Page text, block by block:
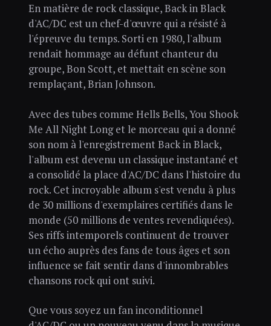
En matière de rock classique, Back in Black
d'AC/DC est un chef-d'œuvre qui a résisté à
l'épreuve du temps. Sorti en 1980, l'album
rendait hommage au défunt chanteur du
groupe, Bon Scott, et mettait en scène son
remplaçant, Brian Johnson.
Avec des tubes comme Hells Bells, You Shook
Me All Night Long et le morceau qui a donné
son nom à l'enregistrement Back in Black,
l'album est devenu un classique instantané et
a consolidé la place d'AC/DC dans l'histoire du
rock. Cet incroyable album s'est vendu à plus
de 30 millions d'exemplaires certifiés dans le
monde (50 millions de ventes revendiquées).
Ses riffs intemporels continuent de trouver
un écho auprès des fans de tous âges et son
influence se fait sentir dans d'innombrables
chansons rock qui ont suivi.
Que vous soyez un fan inconditionnel